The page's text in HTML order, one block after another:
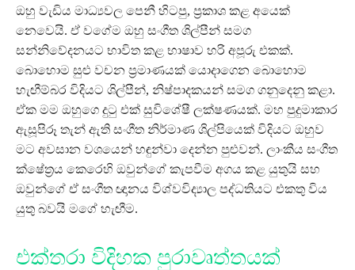
ඔහු වැඩිය මාධ්‍යවල පෙනී හිටපු, ප්‍රකාශ කළ අයෙක්
නෙවෙයි. ඒ වගේම ඔහු සංගීත ශිල්පීන් සමග
සන්නිවේදනයට භාවිත කළ භාෂාව හරි අපූරු එකක්.
බොහොම සුළු වචන ප්‍රමාණයක් යොදාගෙන බොහොම
හැඟීම්බර විදියට ශිල්පීන්, නිෂ්පාදකයන් සමග ගනුදෙනු කළා.
ඒක මම ඔහුගෙ දුටු එක් සුවිශේෂී ලක්ෂණයක්. මහ පුදුමාකාර
ඇසූපිරූ තැන් ඇති සංගීත නිර්මාණ ශිල්පියෙක් විදියට ඔහුව
මට අවසාන වශයෙන් හඳුන්වා දෙන්න පුළුවන්. ලාංකීය සංගීත
ක්ෂේත්‍රය කෙරෙහි ඔවුන්ගේ කැපවීම අගය කළ යුතුයි සහ
ඔවුන්ගේ ඒ සංගීත ඥානය විශ්වවිද්‍යාල පද්ධතියට එකතු විය
යුතු බවයි මගේ හැඟීම.
එක්තරා විදිහක පුරාවෘත්තයක්